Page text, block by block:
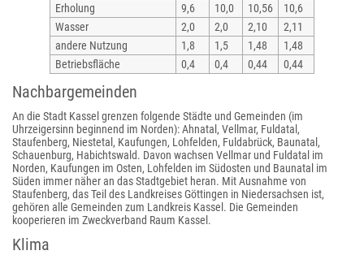
Erholung
9,6 10,0 10,56
10,6
Wasser
2,0 2,0 2,10
2,11
andere Nutzung
1,8 1,5 1,48
1,48
Betriebsfläche
0,4 0,4 0,44 0,44
Nachbargemeinden
An die Stadt Kassel grenzen folgende Städte und Gemeinden (im
Uhrzeigersinn beginnend im Norden): Ahnatal, Vellmar, Fuldatal,
Staufenberg, Niestetal, Kaufungen, Lohfelden, Fuldabrück, Baunatal,
Schauenburg, Habichtswald. Davon wachsen Vellmar und Fuldatal im
Norden, Kaufungen im Osten, Lohfelden im Südosten und Baunatal im
Süden immer näher an das Stadtgebiet heran. Mit Ausnahme von
Staufenberg, das Teil des Landkreises Göttingen in Niedersachsen ist,
gehören alle Gemeinden zum Landkreis Kassel. Die Gemeinden
kooperieren im Zweckverband Raum Kassel.
Klima